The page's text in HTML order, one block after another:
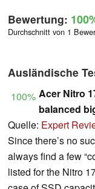
Bewertung:
Durchschnitt von 1
Ausländische
100% Acer Nitro
balanced
Quelle: Expert
Since there’s no
always find a few
listed for the Nitro